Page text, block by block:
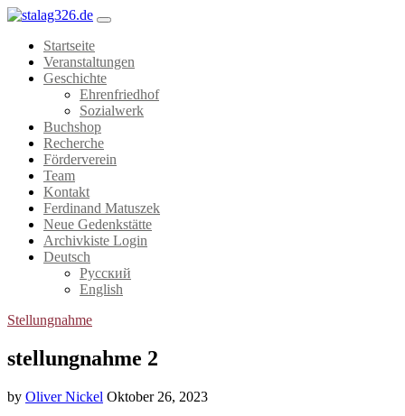
Startseite
Veranstaltungen
Geschichte
Ehrenfriedhof
Sozialwerk
Buchshop
Recherche
Förderverein
Team
Kontakt
Ferdinand Matuszek
Neue Gedenkstätte
Archivkiste Login
Deutsch
Русский
English
Stellungnahme
stellungnahme 2
by Oliver Nickel Oktober 26, 2023